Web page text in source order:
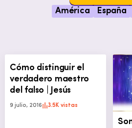
América España
Cómo distinguir el
verdadero maestro
del falso | Jesús
9 julio, 2016 3.5K vistas